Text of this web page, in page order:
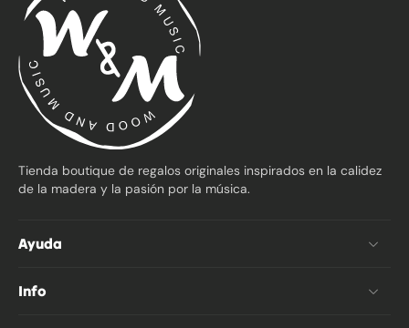
Tienda boutique de regalos originales inspirados en la calidez
de la madera y la pasión por la música.
Ayuda
Info